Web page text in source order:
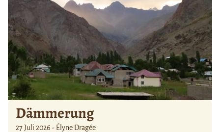
Dämmerung
27 Juli 2026 - Élyne Dragée